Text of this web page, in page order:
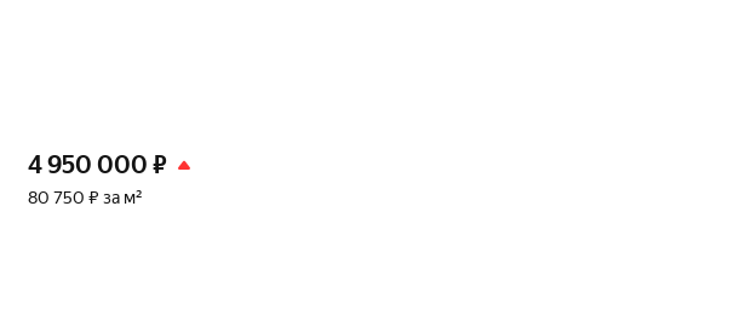
4 950 000 ₽
80 750 ₽ за м²